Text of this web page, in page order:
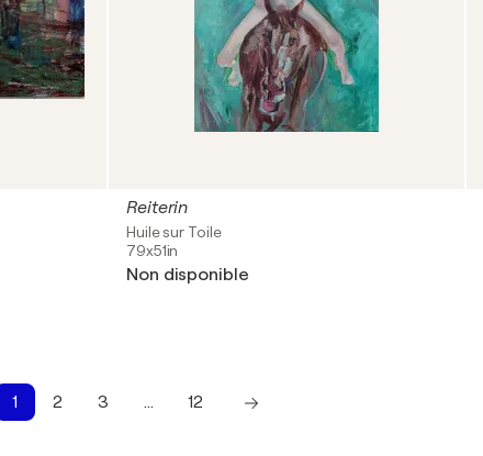
Reiterin
Huile sur Toile
79x51in
Non disponible
1 2 3 … 12